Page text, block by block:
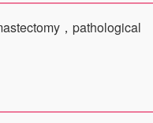
，pathological